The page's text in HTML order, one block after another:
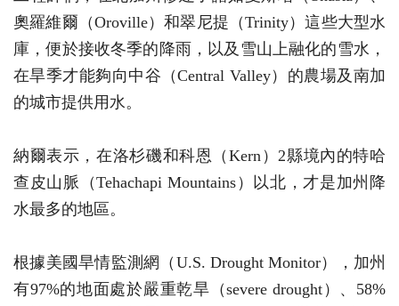
奧羅維爾（Oroville）和翠尼提（Trinity）這些大型水
庫，便於接收冬季的降雨，以及雪山上融化的雪水，
在旱季才能夠向中谷（Central Valley）的農場及南加
的城市提供用水。
納爾表示，在洛杉磯和科恩（Kern）2縣境內的特哈
查皮山脈（Tehachapi Mountains）以北，才是加州降
水最多的地區。
根據美國旱情監測網（U.S. Drought Monitor），加州
有97%的地面處於嚴重乾旱（severe drought）、58%